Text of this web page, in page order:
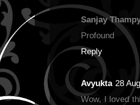
Sanjay
Profound
Reply
Avyukta 28
Wow, I loved